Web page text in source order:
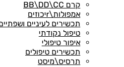
קרם BB\DD\CC
אמפולות\rיכוזים
תכשירים לעיניים ושפתיים
טיפול נקודתי
איפור טיפולי
תכשירים טיפולים
תרסיס\מיסט